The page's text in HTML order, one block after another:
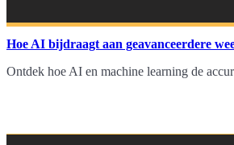
Hoe AI bijdraagt aan geavanceerdere
Ontdek hoe AI en machine learning de